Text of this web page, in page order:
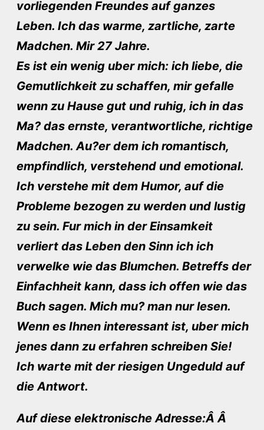
vorliegenden Freundes auf ganzes
Leben. Ich das warme, zartliche, zarte
Madchen. Mir 27 Jahre.
Es ist ein wenig uber mich: ich liebe, die
Gemutlichkeit zu schaffen, mir gefalle
wenn zu Hause gut und ruhig, ich in das
Ma? das ernste, verantwortliche, richtige
Madchen. Au?er dem ich romantisch,
empfindlich, verstehend und emotional.
Ich verstehe mit dem Humor, auf die
Probleme bezogen zu werden und lustig
zu sein. Fur mich in der Einsamkeit
verliert das Leben den Sinn ich ich
verwelke wie das Blumchen. Betreffs der
Einfachheit kann, dass ich offen wie das
Buch sagen. Mich mu? man nur lesen.
Wenn es Ihnen interessant ist, uber mich
jenes dann zu erfahren schreiben Sie!
Ich warte mit der riesigen Ungeduld auf
die Antwort.
Auf diese elektronische Adresse:Â Â